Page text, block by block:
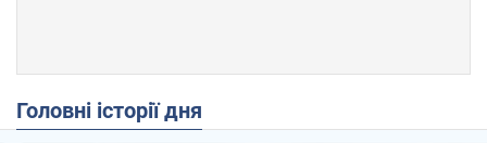
Головні історії дня